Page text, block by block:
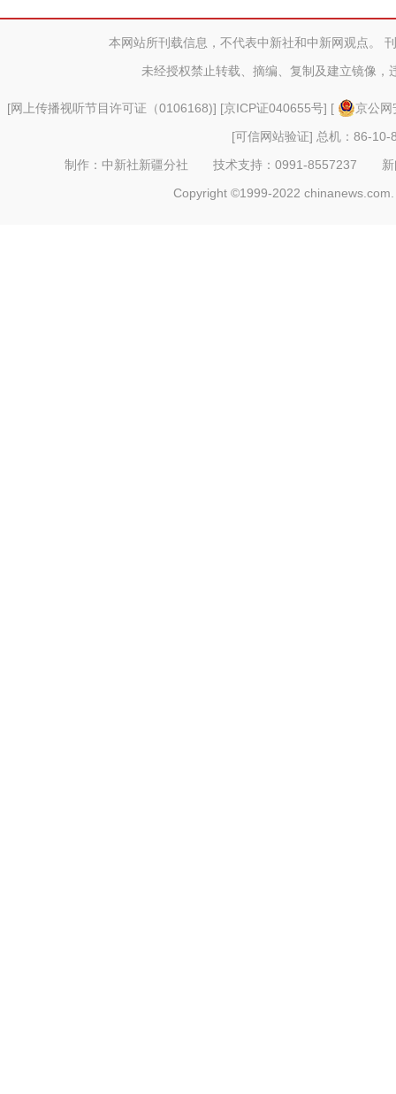
游客本网站所刊载信息，不代表中新社和中新网观点。
未经授权禁止转载、摘编、复制及建立镜像，
[网上传播视听节目许可证（0106168)] [京ICP证040655号] [
京公
[可信网站验证] 总机：86-10-
制作：中新社新疆分社 技术支持：0991-8557237
Copyright ©1999-2022